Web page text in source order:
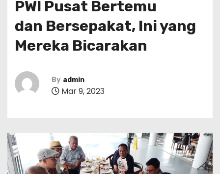
PWI Pusat Bertemu
dan Bersepakat, Ini yang
Mereka Bicarakan
By admin
Mar 9, 2023